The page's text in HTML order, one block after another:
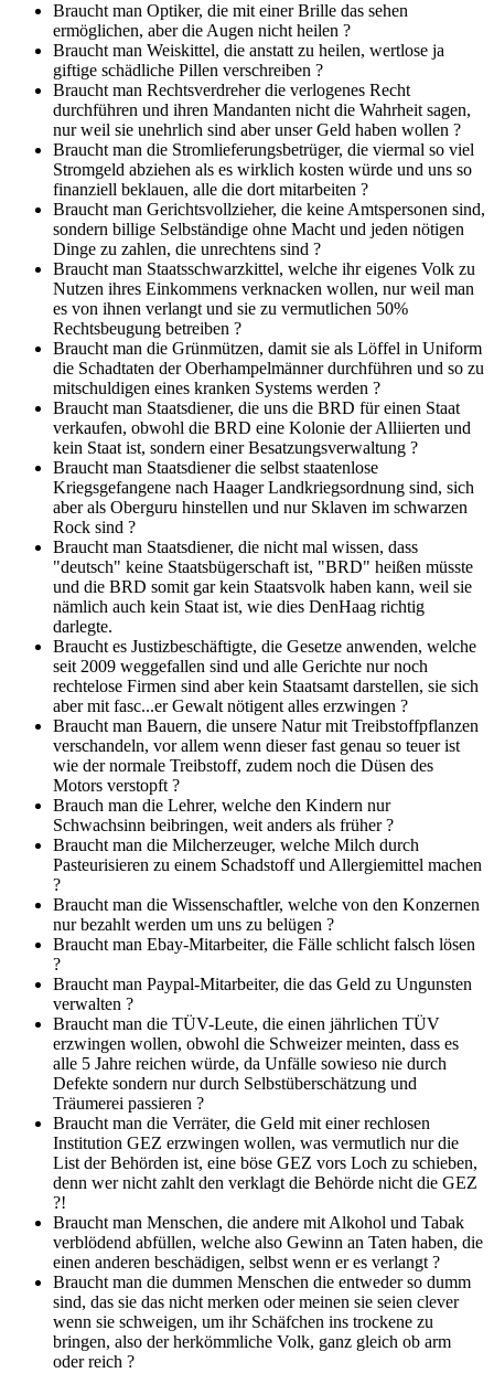
Braucht man Optiker, die mit einer Brille das sehen
ermöglichen, aber die Augen nicht heilen ?
Braucht man Weiskittel, die anstatt zu heilen, wertlose ja
giftige schädliche Pillen verschreiben ?
Braucht man Rechtsverdreher die verlogenes Recht
durchführen und ihren Mandanten nicht die Wahrheit sagen,
nur weil sie unehrlich sind aber unser Geld haben wollen ?
Braucht man die Stromlieferungsbetrüger, die viermal so viel
Stromgeld abziehen als es wirklich kosten würde und uns so
finanziell beklauen, alle die dort mitarbeiten ?
Braucht man Gerichtsvollzieher, die keine Amtspersonen sind,
sondern billige Selbständige ohne Macht und jeden nötigen
Dinge zu zahlen, die unrechtens sind ?
Braucht man Staatsschwarzkittel, welche ihr eigenes Volk zu
Nutzen ihres Einkommens verknacken wollen, nur weil man
es von ihnen verlangt und sie zu vermutlichen 50%
Rechtsbeugung betreiben ?
Braucht man die Grünmützen, damit sie als Löffel in Uniform
die Schadtaten der Oberhampelmänner durchführen und so zu
mitschuldigen eines kranken Systems werden ?
Braucht man Staatsdiener, die uns die BRD für einen Staat
verkaufen, obwohl die BRD eine Kolonie der Alliierten und
kein Staat ist, sondern einer Besatzungsverwaltung ?
Braucht man Staatsdiener die selbst staatenlose
Kriegsgefangene nach Haager Landkriegsordnung sind, sich
aber als Oberguru hinstellen und nur Sklaven im schwarzen
Rock sind ?
Braucht man Staatsdiener, die nicht mal wissen, dass
"deutsch" keine Staatsbügerschaft ist, "BRD" heißen müsste
und die BRD somit gar kein Staatsvolk haben kann, weil sie
nämlich auch kein Staat ist, wie dies DenHaag richtig
darlegte.
Braucht es Justizbeschäftigte, die Gesetze anwenden, welche
seit 2009 weggefallen sind und alle Gerichte nur noch
rechtelose Firmen sind aber kein Staatsamt darstellen, sie sich
aber mit fasc...er Gewalt nötigent alles erzwingen ?
Braucht man Bauern, die unsere Natur mit Treibstoffpflanzen
verschandeln, vor allem wenn dieser fast genau so teuer ist
wie der normale Treibstoff, zudem noch die Düsen des
Motors verstopft ?
Brauch man die Lehrer, welche den Kindern nur
Schwachsinn beibringen, weit anders als früher ?
Braucht man die Milcherzeuger, welche Milch durch
Pasteurisieren zu einem Schadstoff und Allergiemittel machen
?
Braucht man die Wissenschaftler, welche von den Konzernen
nur bezahlt werden um uns zu belügen ?
Braucht man Ebay-Mitarbeiter, die Fälle schlicht falsch lösen
?
Braucht man Paypal-Mitarbeiter, die das Geld zu Ungunsten
verwalten ?
Braucht man die TÜV-Leute, die einen jährlichen TÜV
erzwingen wollen, obwohl die Schweizer meinten, dass es
alle 5 Jahre reichen würde, da Unfälle sowieso nie durch
Defekte sondern nur durch Selbstüberschätzung und
Träumerei passieren ?
Braucht man die Verräter, die Geld mit einer rechlosen
Institution GEZ erzwingen wollen, was vermutlich nur die
List der Behörden ist, eine böse GEZ vors Loch zu schieben,
denn wer nicht zahlt den verklagt die Behörde nicht die GEZ
?!
Braucht man Menschen, die andere mit Alkohol und Tabak
verblödend abfüllen, welche also Gewinn an Taten haben, die
einen anderen beschädigen, selbst wenn er es verlangt ?
Braucht man die dummen Menschen die entweder so dumm
sind, das sie das nicht merken oder meinen sie seien clever
wenn sie schweigen, um ihr Schäfchen ins trockene zu
bringen, also der herkömmliche Volk, ganz gleich ob arm
oder reich ?